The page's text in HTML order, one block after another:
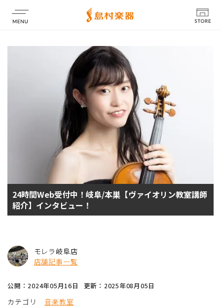
店舗情報
24時間Web受付中！岐阜/本巣【ヴァイオリン教室講師
紹介】インタビュー！
モレラ岐阜店
店舗記事一覧
公開：2024年05月16日 更新：2025年08月05日
カテゴリ 音楽教室